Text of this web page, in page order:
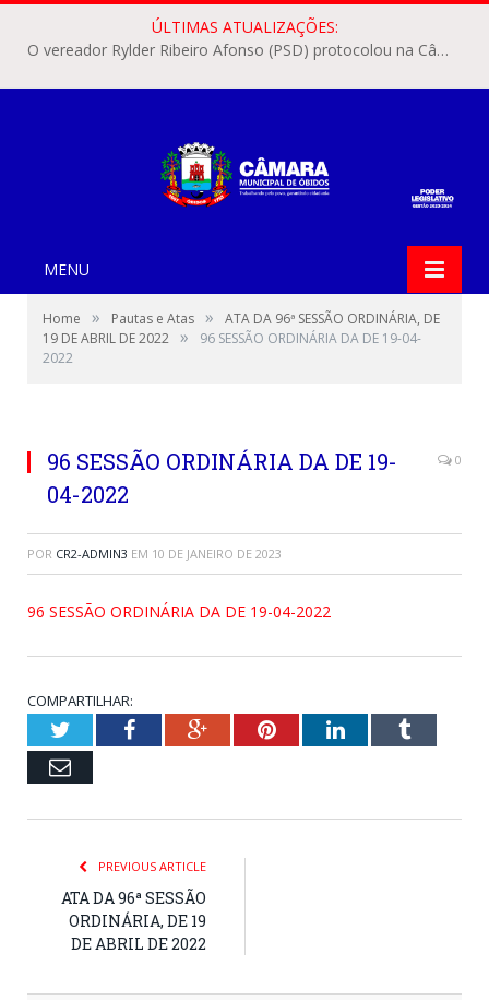
ÚLTIMAS ATUALIZAÇÕES:
O vereador Rylder Ribeiro Afonso (PSD) protocolou na Câmara Municipal de Óbidos o Requerimento nº 346/2026.
MENU
Home » Pautas e Atas »
ATA DA 96ª SESSÃO ORDINÁRIA, DE
19 DE ABRIL DE 2022 »
96 SESSÃO ORDINÁRIA DA DE 19-04-
2022
96 SESSÃO ORDINÁRIA DA DE 19-
04-2022
0
POR CR2-ADMIN3 EM 10 DE JANEIRO DE 2023
96 SESSÃO ORDINÁRIA DA DE 19-04-2022
COMPARTILHAR:
TwitterFacebookGoogle+PinterestLinkedInTumblr
Email
PREVIOUS ARTICLE
ATA DA 96ª SESSÃO
ORDINÁRIA, DE 19
DE ABRIL DE 2022